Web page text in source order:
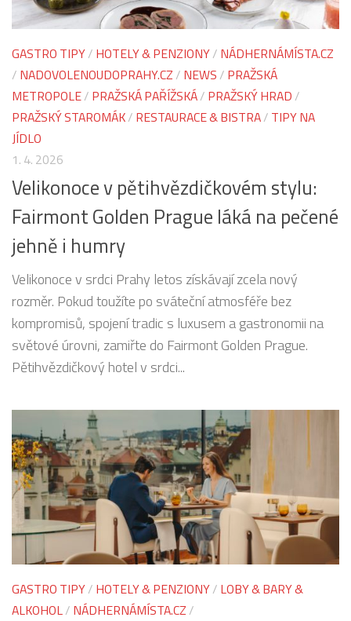
GASTRO TIPY/ HOTELY & PENZIONY/ NÁDHERNÁMÍSTA.CZ
/ NADOVOLENOUDOPRAHY.CZ / NEWS / PRAŽSKÁ
METROPOLE/ PRAŽSKÁ PAŘÍŽSKÁ/ PRAŽSKÝ HRAD /
PRAŽSKÝ STAROMÁK/ RESTAURACE & BISTRA/ TIPY NA
JÍDLO
1. 4. 2026
Velikonoce v pětihvězdičkovém stylu:
Fairmont Golden Prague láká na pečené
jehně i humry
Velikonoce v srdci Prahy letos získávají zcela nový
rozměr. Pokud toužíte po sváteční atmosféře bez
kompromisů, spojení tradic s luxusem a gastronomii na
světové úrovni, zamiřte do Fairmont Golden Prague.
Pětihvězdičkový hotel v srdci...
GASTRO TIPY/ HOTELY & PENZIONY/ LOBY & BARY &
ALKOHOL/ NÁDHERNÁMÍSTA.CZ /